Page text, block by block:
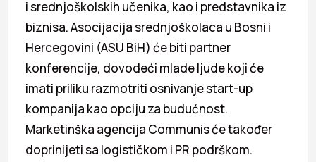
i srednjoškolskih učenika, kao i predstavnika iz
biznisa. Asocijacija srednjoškolaca u Bosni i
Hercegovini (ASU BiH) će biti partner
konferencije, dovodeći mlade ljude koji će
imati priliku razmotriti osnivanje start-up
kompanija kao opciju za budućnost.
Marketinška agencija Communis će također
doprinijeti sa logističkom i PR podrškom.